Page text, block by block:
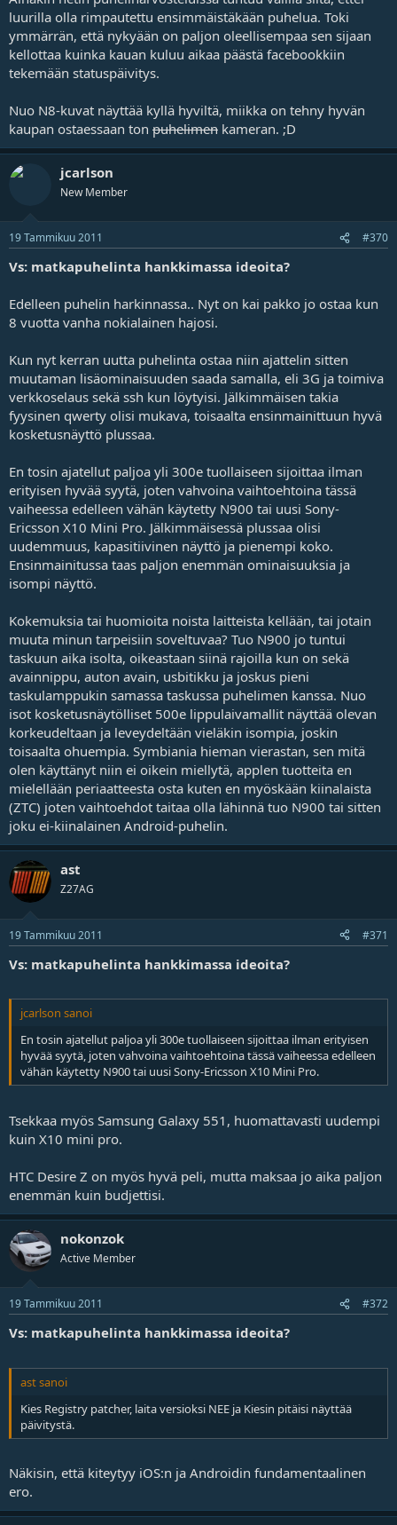
luurilla olla rimpautettu ensimmäistäkään puhelua. Toki
ymmärrän, että nykyään on paljon oleellisempaa sen sijaan
kellottaa kuinka kauan kuluu aikaa päästä facebookkiin
tekemään statuspäivitys.
Nuo N8-kuvat näyttää kyllä hyviltä, miikka on tehny hyvän
kaupan ostaessaan ton puhelimen kameran. ;D
jcarlson
New Member
19 Tammikuu 2011 #370
Vs: matkapuhelinta hankkimassa ideoita?
Edelleen puhelin harkinnassa.. Nyt on kai pakko jo ostaa kun
8 vuotta vanha nokialainen hajosi.
Kun nyt kerran uutta puhelinta ostaa niin ajattelin sitten
muutaman lisäominaisuuden saada samalla, eli 3G ja toimiva
verkkoselaus sekä ssh kun löytyisi. Jälkimmäisen takia
fyysinen qwerty olisi mukava, toisaalta ensinmainittuun hyvä
kosketusnäyttö plussaa.
En tosin ajatellut paljoa yli 300e tuollaiseen sijoittaa ilman
erityisen hyvää syytä, joten vahvoina vaihtoehtoina tässä
vaiheessa edelleen vähän käytetty N900 tai uusi Sony-
Ericsson X10 Mini Pro. Jälkimmäisessä plussaa olisi
uudemmuus, kapasitiivinen näyttö ja pienempi koko.
Ensinmainitussa taas paljon enemmän ominaisuuksia ja
isompi näyttö.
Kokemuksia tai huomioita noista laitteista kellään, tai jotain
muuta minun tarpeisiin soveltuvaa? Tuo N900 jo tuntui
taskuun aika isolta, oikeastaan siinä rajoilla kun on sekä
avainnippu, auton avain, usbitikku ja joskus pieni
taskulamppukin samassa taskussa puhelimen kanssa. Nuo
isot kosketusnäytölliset 500e lippulaivamallit näyttää olevan
korkeudeltaan ja leveydeltään vieläkin isompia, joskin
toisaalta ohuempia. Symbiania hieman vierastan, sen mitä
olen käyttänyt niin ei oikein miellytä, applen tuotteita en
mielellään periaatteesta osta kuten en myöskään kiinalaista
(ZTC) joten vaihtoehdot taitaa olla lähinnä tuo N900 tai sitten
joku ei-kiinalainen Android-puhelin.
ast
Z27AG
19 Tammikuu 2011 #371
Vs: matkapuhelinta hankkimassa ideoita?
jcarlson sanoi
En tosin ajatellut paljoa yli 300e tuollaiseen sijoittaa ilman erityisen
hyvää syytä, joten vahvoina vaihtoehtoina tässä vaiheessa edelleen
vähän käytetty N900 tai uusi Sony-Ericsson X10 Mini Pro.
Tsekkaa myös Samsung Galaxy 551, huomattavasti uudempi
kuin X10 mini pro.
HTC Desire Z on myös hyvä peli, mutta maksaa jo aika paljon
enemmän kuin budjettisi.
nokonzok
Active Member
19 Tammikuu 2011 #372
Vs: matkapuhelinta hankkimassa ideoita?
ast sanoi
Kies Registry patcher, laita versioksi NEE ja Kiesin pitäisi näyttää
päivitystä.
Näkisin, että kiteytyy iOS:n ja Androidin fundamentaalinen
ero.